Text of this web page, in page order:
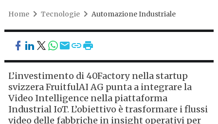
Home Tecnologie Automazione Industriale
L’investimento di 40Factory nella startup
svizzera FruitfulAI AG punta a integrare la
Video Intelligence nella piattaforma
Industrial IoT. L’obiettivo è trasformare i flussi
video delle fabbriche in insight operativi per